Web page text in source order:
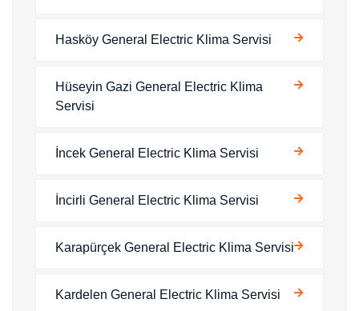
Hasköy General Electric Klima Servisi
Hüseyin Gazi General Electric Klima
Servisi
İncek General Electric Klima Servisi
İncirli General Electric Klima Servisi
Karapürçek General Electric Klima Servisi
Kardelen General Electric Klima Servisi